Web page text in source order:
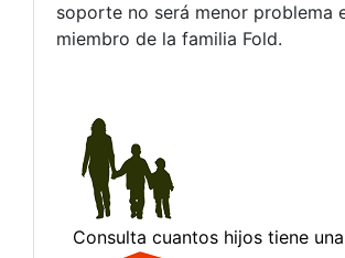
soporte no será menor problema
miembro de la familia Fold.